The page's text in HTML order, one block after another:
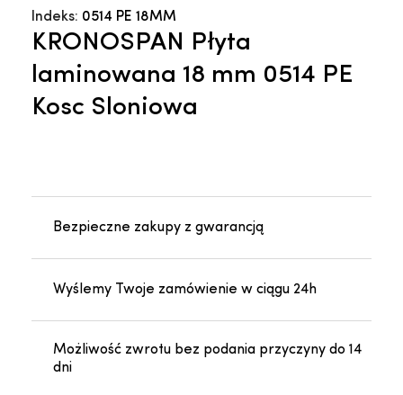
Indeks: 0514 PE 18MM
KRONOSPAN Płyta
laminowana 18 mm 0514 PE
Kosc Sloniowa
Bezpieczne zakupy z gwarancją
Wyślemy Twoje zamówienie w ciągu 24h
Możliwość zwrotu bez podania przyczyny do 14
dni